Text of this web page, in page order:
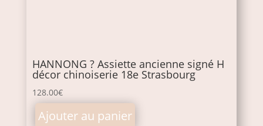
HANNONG ? Assiette ancienne signé H
décor chinoiserie 18e Strasbourg
128.00€
Ajouter au panier